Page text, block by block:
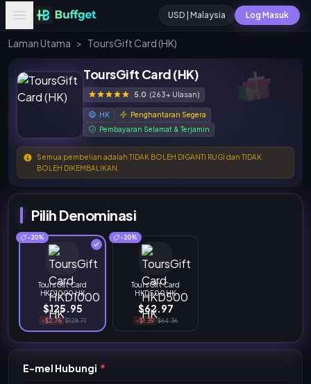
USD | Malaysia Log Masuk
Laman Utama > ToursGift Card (HK)
ToursGift Card (HK)
5.0 (263+ Ulasan)
HK
Penghantaran Segera
Pembayaran Selamat & Terjamin
Semua pembelian adalah TIDAK BOLEH DIGANTI RUGI dan TIDAK
BOLEH DIKEMBALIKAN.
Pilih Denominasi
-20%
ToursGift Card
HKD1000 HK
$125.95
-$2.76 $128.71
-20%
ToursGift Card
HKD500 HK
$62.97
-$1.39 $64.36
E-mel Hubungi *